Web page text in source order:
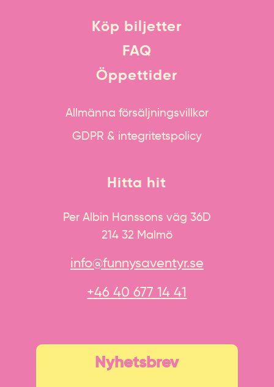
Köp biljetter
FAQ
Öppettider
Allmänna försäljningsvillkor
GDPR & integritetspolicy
Hitta hit
Per Albin Hanssons väg 36D
214 32 Malmö
info@funnysaventyr.se
+46 40 677 14 41
Nyhetsbrev